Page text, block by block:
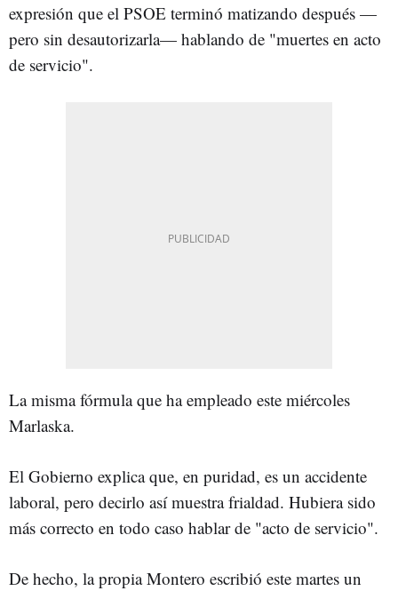
expresión que el PSOE terminó matizando después —
pero sin desautorizarla— hablando de "muertes en acto
de servicio".
La misma fórmula que ha empleado este miércoles
Marlaska.
El Gobierno explica que, en puridad, es un accidente
laboral, pero decirlo así muestra frialdad. Hubiera sido
más correcto en todo caso hablar de "acto de servicio".
De hecho, la propia Montero escribió este martes un